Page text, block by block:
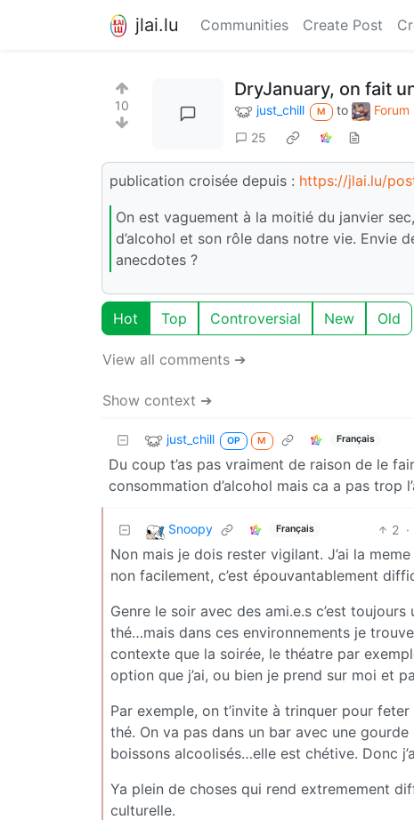
jlai.lu Communities Create Post
10
DryJanuary, on fait
just_chill M to Forum
25
publication croisée depuis : https://jlai.lu/
On est vaguement à la moitié du janvier
d’alcohol et son rôle dans notre vie.
anecdotes ?
Hot Top Controversial New Old
View all comments ➔
Show context ➔
just_chill OP M Français
Du coup t’as pas vraiment de raison de le
consommation d’alcohol mais ca a pas trop
Snoopy Français 2 ·
Non mais je dois rester vigilant. J’ai la
non facilement, c’est épouvantablement
Genre le soir avec des ami.e.s c’est
thé…mais dans ces environnements je
contexte que la soirée, le théatre par
option que j’ai, ou bien je prend sur moi et
Par exemple, on t’invite à trinquer pour
thé. On va pas dans un bar avec une
boissons alcoolisés…elle est chétive. Donc
Ya plein de choses qui rend extremement
culturelle.